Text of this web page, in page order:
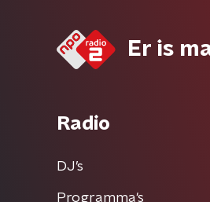
Er is
Radio
DJ’s
Programma's